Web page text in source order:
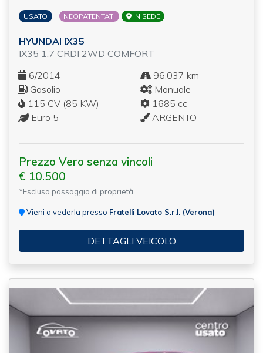
USATO NEOPATENTATI IN SEDE
HYUNDAI IX35
IX35 1.7 CRDI 2WD COMFORT
6/2014
96.037 km
Gasolio
Manuale
115 CV (85 KW)
1685 cc
Euro 5
ARGENTO
Prezzo Vero senza vincoli
€ 10.500
*Escluso passaggio di proprietà
Vieni a vederla presso Fratelli Lovato S.r.l. (Verona)
DETTAGLI VEICOLO